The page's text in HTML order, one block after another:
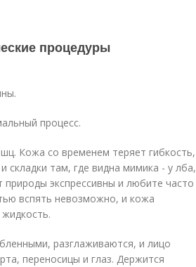
процедуры
процесс.
Кожа со временем теряет гибкость,
там, где видна мимика - у лба,
природы экспрессивны и любите часто
вспять невозможно, и кожа
разглаживаются, и лицо
переносицы и глаз. Держится